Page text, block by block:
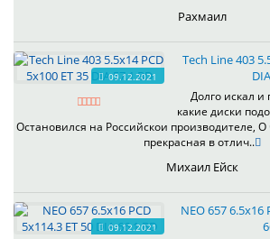
Рахмаил
09.12.2021
Tech Line 403
Долго искал
какие диски
Остановился на Российскои производителе,
прекрасная в отлич..
Михаил Ейск
09.12.2021
NEO 657 6.5x16